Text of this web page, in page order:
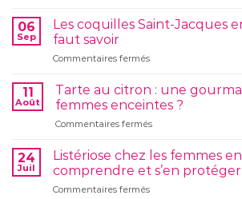
sont
défis
la
semaine
de
06
Sep
Les coquilles Saint-Jacques
faut savoir
Commentaires ferméssur
coquilles
Saint-
Jacques
enceinte
ce
qu’il
savoir
11
Août
Tarte au citron : une
femmes enceintes ?
Commentaires ferméssur
au
citron :
une
24
Juil
Listériose chez les femmes
comprendre et s’en protéger
Commentaires ferméssur